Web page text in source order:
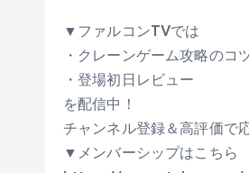
▼ファルコンTVでは
・クレーンゲーム攻略のコ
・登場初日レビュー
を配信中！
チャンネル登録＆高評価で
▼メンバーシップはこちら